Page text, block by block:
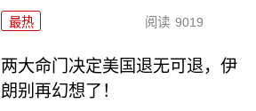
最热 阅读 9019
两大命门决定美国退无可退，伊
朗别再幻想了！